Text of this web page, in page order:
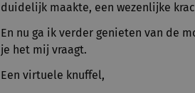
duidelijk maakte, een wezenlijke
En nu ga ik verder genieten van de
je het mij vraagt.
Een virtuele knuffel,